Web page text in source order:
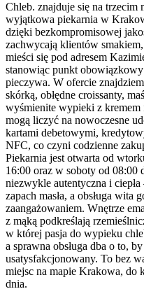
Chleb. znajduje się na trzecim
wyjątkowa piekarnia w
dzięki bezkompromisowej
zachwycają klientów
mieści się pod adresem
stanowiąc punkt
pieczywa. W ofercie
skórką, obłędne croissanty,
wyśmienite wypieki z
mogą liczyć na nowoczesne
kartami debetowymi,
NFC, co czyni codzienne
Piekarnia jest otwarta od
16:00 oraz w soboty od 08:00
niezwykle autentyczna i
zapach masła, a obsługa wita
zaangażowaniem. Wnętrze
z mąką podkreślają
w której pasja do wypieku
a sprawna obsługa dba o to,
usatysfakcjonowany. To bez
miejsc na mapie Krakowa, do
dnia.